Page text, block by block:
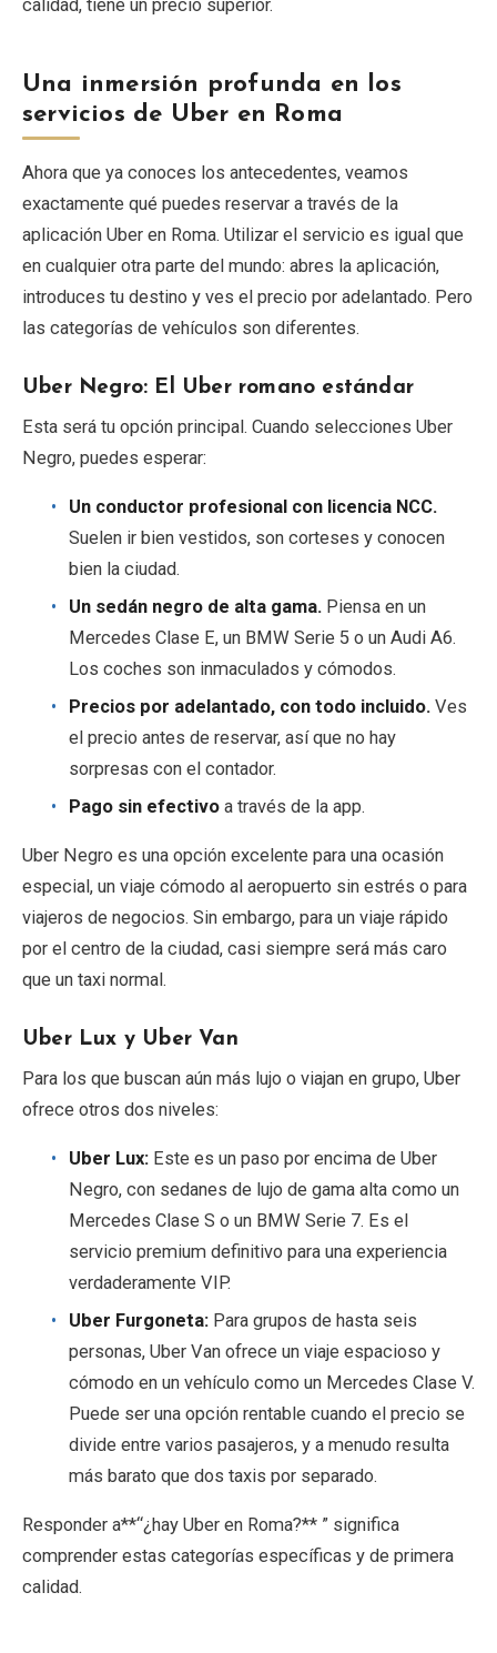
calidad, tiene un precio superior.
Una inmersión profunda en los
servicios de Uber en Roma
Ahora que ya conoces los antecedentes, veamos
exactamente qué puedes reservar a través de la
aplicación Uber en Roma. Utilizar el servicio es igual que
en cualquier otra parte del mundo: abres la aplicación,
introduces tu destino y ves el precio por adelantado. Pero
las categorías de vehículos son diferentes.
Uber Negro: El Uber romano estándar
Esta será tu opción principal. Cuando selecciones Uber
Negro, puedes esperar:
Un conductor profesional con licencia NCC.
Suelen ir bien vestidos, son corteses y conocen
bien la ciudad.
Un sedán negro de alta gama. Piensa en un
Mercedes Clase E, un BMW Serie 5 o un Audi A6.
Los coches son inmaculados y cómodos.
Precios por adelantado, con todo incluido. Ves
el precio antes de reservar, así que no hay
sorpresas con el contador.
Pago sin efectivo a través de la app.
Uber Negro es una opción excelente para una ocasión
especial, un viaje cómodo al aeropuerto sin estrés o para
viajeros de negocios. Sin embargo, para un viaje rápido
por el centro de la ciudad, casi siempre será más caro
que un taxi normal.
Uber Lux y Uber Van
Para los que buscan aún más lujo o viajan en grupo, Uber
ofrece otros dos niveles:
Uber Lux: Este es un paso por encima de Uber
Negro, con sedanes de lujo de gama alta como un
Mercedes Clase S o un BMW Serie 7. Es el
servicio premium definitivo para una experiencia
verdaderamente VIP.
Uber Furgoneta: Para grupos de hasta seis
personas, Uber Van ofrece un viaje espacioso y
cómodo en un vehículo como un Mercedes Clase V.
Puede ser una opción rentable cuando el precio se
divide entre varios pasajeros, y a menudo resulta
más barato que dos taxis por separado.
Responder a**“¿hay Uber en Roma?** ” significa
comprender estas categorías específicas y de primera
calidad.